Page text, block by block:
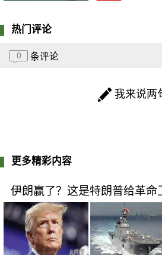
热门评论
0 条评论
我来说两
更多精彩内容
伊朗赢了？这是特朗普给革命